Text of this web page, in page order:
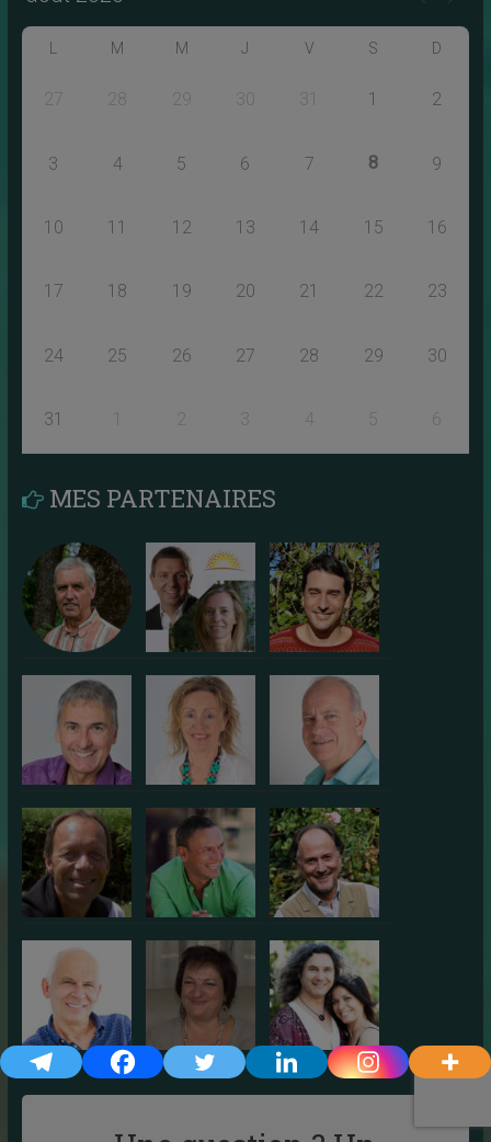
L M M J V S D
27 28 29 30 31 1 2
3 4 5 6 7 8 9
10 11 12 13 14 15 16
17 18 19 20 21 22 23
24 25 26 27 28 29 30
31 1 2 3 4 5 6
MES PARTENAIRES